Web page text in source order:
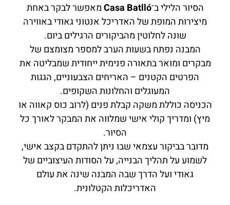
הסיור הלילי ב־Casa Batllóמאפשר לבקר באחת
מיצירות המופת של האדריכל אנטוני גאודי באווירה
שונה לחלוטין מהביקורים הרגילים ביום.
המבנה נפתח בשעות הערב למספר מצומצם של
מבקרים ומואר בתאורה פנימית ייחודית שמבליטה את
הפרטים הקטנים – האריחים הצבעוניים, הגגות
המעוגלים והחלונות השקופים.
הכניסה כוללת משקה קבלת פנים (לרוב כוס קאווה או
מיץ) ומדריך קולי אישי שמלווה את המבקר לאורך כל
הסיור.
מדובר בביקור עצמאי שבו ניתן להתקדם בקצב אישי,
לשמוע על תהליך הבנייה, על הסודות העיצוביים של
גאודי ועל הדרך שבה המבנה שינה את עולם
האדריכלות הקטלונית.